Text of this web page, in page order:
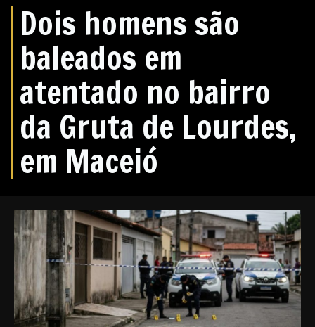
Dois homens são
baleados em
atentado no bairro
da Gruta de Lourdes,
em Maceió